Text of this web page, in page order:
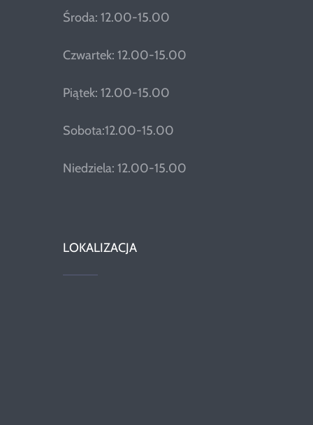
Środa: 12.00-15.00
Czwartek: 12.00-15.00
Piątek: 12.00-15.00
Sobota:12.00-15.00
Niedziela: 12.00-15.00
LOKALIZACJA